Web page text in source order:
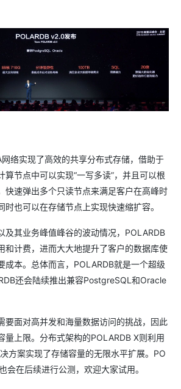
络实现了高效的共享分布式存储，借助于
算节点中可以实现“一写多读”，并且可以根
快速弹出多个只读节点来满足客户在高峰时
时也可以在存储节点上实现快速缩扩容。
及其业务峰值峰谷的波动情况，POLARDB
和计费，进而大大地提升了客户的数据库使
成本。总体而言，POLARDB就是一个超级
还会陆续推出兼容PostgreSQL和Oracle
要面对高并发和海量数据访问的挑战，因此
量上限。分布式架构的POLARDB X则利用
方案实现了存储容量的无限水平扩展。PO
会在后续进行公测，欢迎大家试用。